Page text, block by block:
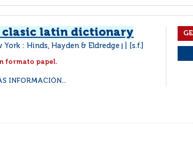
clasic latin dictionary
York : Hinds, Hayden & Eldredge [s.f.]
formato papel.
INFORMACIÓN...